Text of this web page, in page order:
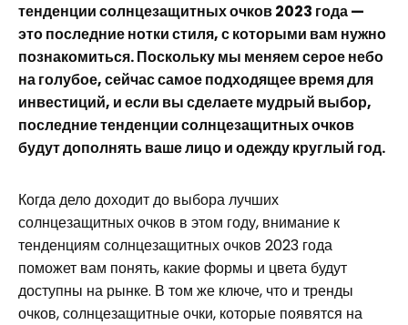
тенденции солнцезащитных очков 2023 года —
это последние нотки стиля, с которыми вам нужно
познакомиться. Поскольку мы меняем серое небо
на голубое, сейчас самое подходящее время для
инвестиций, и если вы сделаете мудрый выбор,
последние тенденции солнцезащитных очков
будут дополнять ваше лицо и одежду круглый год.
Когда дело доходит до выбора лучших
солнцезащитных очков в этом году, внимание к
тенденциям солнцезащитных очков 2023 года
поможет вам понять, какие формы и цвета будут
доступны на рынке. В том же ключе, что и тренды
очков, солнцезащитные очки, которые появятся на